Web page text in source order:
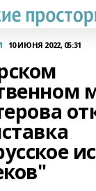
10 ИЮНЯ 2022, 05:31